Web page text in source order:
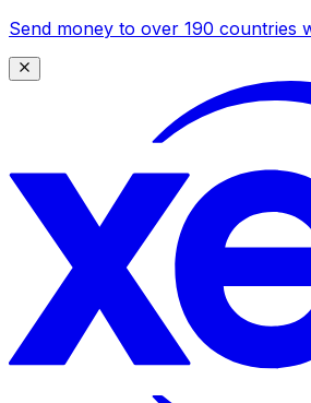
Send money to over 190 countries